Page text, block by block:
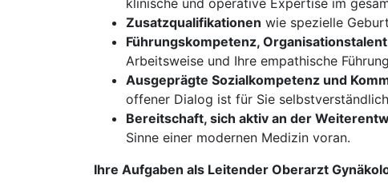
klinische und operative Expertise im
Zusatzqualifikationen wie spezielle
Führungskompetenz,
Arbeitsweise und Ihre empathische
Ausgeprägte Sozialkompetenz und
offener Dialog ist für Sie
Bereitschaft, sich aktiv an der
Sinne einer modernen Medizin voran.
Ihre Aufgaben als Leitender Oberarzt